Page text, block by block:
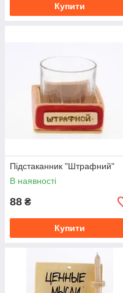
Купити
Підстаканник "Штрафний"
В наявності
88 ₴
Купити